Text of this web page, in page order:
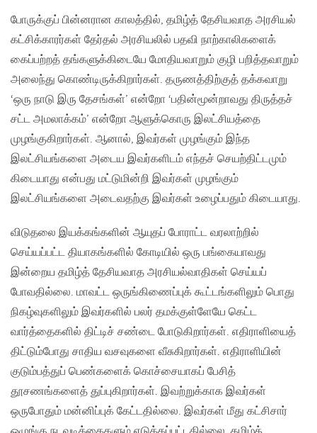
போருக்குப் பின்னரான காலத்தில், தமிழ்த் தேசியவாத அரசியல்
கட்சிக்காரர்கள் தேர்தல் அரசியலில் பதவி நாற்காலிகளைக்
கைப்பற்றத் தங்களுக்கிடையே மோதியவாறும் குழி பறித்தவாறும்
அலைந்து கொண்டிருக்கிறார்கள். தருணத்திற்குத் தக்கவாறு
‘ஒரு நாடு இரு தேசங்கள்’ என்றோ ‘பதின்மூன்றாவது திருத்தச்
சட்ட அமலாக்கம்’ என்றோ ஆளுக்கொரு இலட்சியத்தை
முழங்குகிறார்கள். ஆனால், இவர்கள் முழங்கும் இந்த
இலட்சியங்களை அடைய இவர்களிடம் எந்தச் செயற்திட்டமும்
கிடையாது என்பது மட்டுமின்றி இவர்கள் முழங்கும்
இலட்சியங்களை அடைவதற்கு இவர்கள் உழைப்பதும் கிடையாது.
விடுதலை இயக்கங்களின் ஆயுதப் போராட்ட வரலாற்றில்
செய்யப்பட்ட தியாகங்களில் கோடியில் ஒரு பங்கையாவது
இன்றைய தமிழ்த் தேசியவாத அரசியல்வாதிகள் செய்யப்
போவதில்லை. மாவட்ட ஒருங்கிணைப்புக் கூட்டங்களிலும் பொது
நிகழ்வுகளிலும் இவர்களில் பலர் தமக்குள்ளேயே கெட்ட
வார்த்தைகளில் திட்டிச் சண்டை போடுகிறார்கள். எதிராளியைத்
திட்டும்போது சாதிய வசவுகளை வீசுகிறார்கள். எதிராளியின்
குடும்பத்துப் பெண்களைக் கொச்சையாகப் பேசித்
தூசணங்களைத் துப்புகிறார்கள். இவற்றுக்காக இவர்கள்
ஒருபோதும் மன்னிப்புக் கேட்டதில்லை. இவர்கள் மீது கட்சிசார்